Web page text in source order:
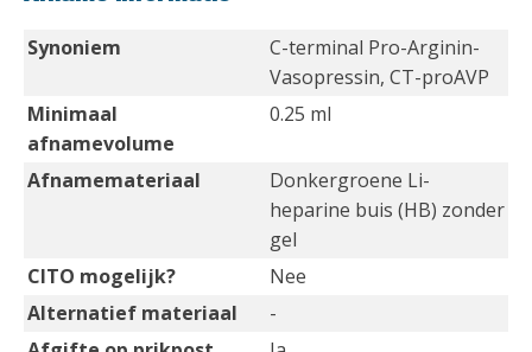
Synoniem
C-terminal Pro-Arginin-
Vasopressin, CT-proAVP
Minimaal
afnamevolume
0.25 ml
Afnamemateriaal
Donkergroene Li-
heparine buis (HB) zonder
gel
CITO mogelijk?
Nee
Alternatief materiaal
-